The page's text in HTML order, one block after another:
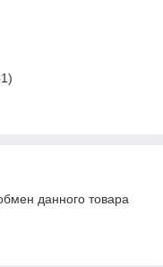
данного товара